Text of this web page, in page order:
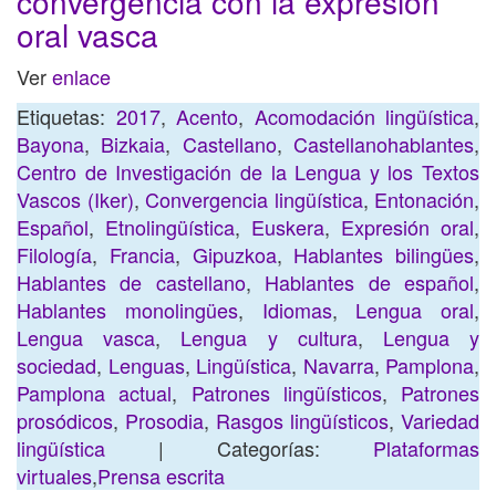
oral vasca
Verenlace
Etiquetas: 2017, Acento, Acomodación lingüística,
Bayona, Bizkaia, Castellano,Castellanohablantes,
Centro de Investigación de la Lengua y los Textos
Vascos (Iker), Convergencia lingüística, Entonación,
Español, Etnolingüística, Euskera, Expresión oral,
Filología, Francia, Gipuzkoa, Hablantes bilingües,
Hablantes de castellano, Hablantes de español,
Hablantes monolingües, Idiomas, Lengua oral,
Lengua vasca, Lengua y cultura, Lengua y
sociedad, Lenguas, Lingüística, Navarra, Pamplona,
Pamplona actual, Patrones lingüísticos, Patrones
prosódicos, Prosodia, Rasgos lingüísticos, Variedad
lingüística | Categorías: Plataformas
virtuales,Prensa escrita